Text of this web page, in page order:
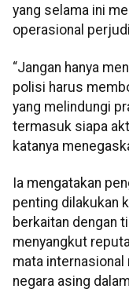
yang selama ini
operasional
“Jangan hanya
polisi harus
yang melindungi
termasuk siapa
katanya
Ia mengatakan
penting dilakukan
berkaitan dengan
menyangkut
mata
negara asing